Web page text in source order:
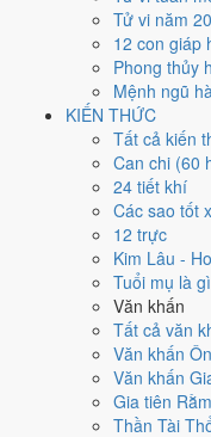
Tử vi năm
12 con giáp
Phong thủy
Mệnh ngũ
KIẾN THỨC
Tất cả kiến
Can chi (60
24 tiết khí
Các sao tốt
12 trực
Kim Lâu -
Tuổi mụ là gì
Văn khấn
Tất cả văn
Văn khấn
Văn khấn
Gia tiên
Thần Tài
. Điểm trung
, tránh hẳn cưới
Tý, Thìn, Tỵhợp
Ngày 1/10/2026 chỉ đạt
để thay thế, xem
Ngày 1/10/
việc gì?
Ngày 1/10/2026 đạt3.0/10
Sửa nhà - tu tạo (10/10),
Bế (ngày đóng cửa, bế
từng việc chênh nhau như
Cưới hỏi - đính
Xấu
Cưới hỏi - đính hôn